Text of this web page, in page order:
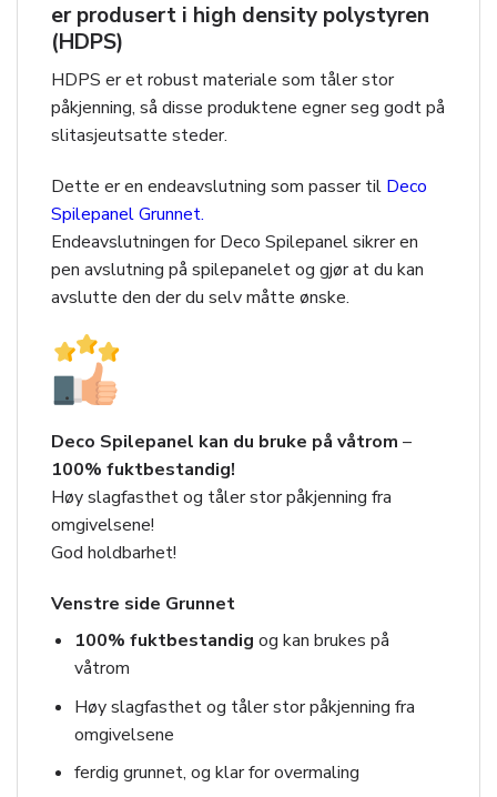
er produsert i high density polystyren
(HDPS)
HDPS er et robust materiale som tåler stor
påkjenning, så disse produktene egner seg godt på
slitasjeutsatte steder.
Dette er en endeavslutning som passer til Deco
Spilepanel Grunnet.
Endeavslutningen for Deco Spilepanel sikrer en
pen avslutning på spilepanelet og gjør at du kan
avslutte den der du selv måtte ønske.
Deco Spilepanel kan du bruke på våtrom –
100% fuktbestandig!
Høy slagfasthet og tåler stor påkjenning fra
omgivelsene!
God holdbarhet!
Venstre side Grunnet
100% fuktbestandig og kan brukes på
våtrom
Høy slagfasthet og tåler stor påkjenning fra
omgivelsene
ferdig grunnet, og klar for overmaling